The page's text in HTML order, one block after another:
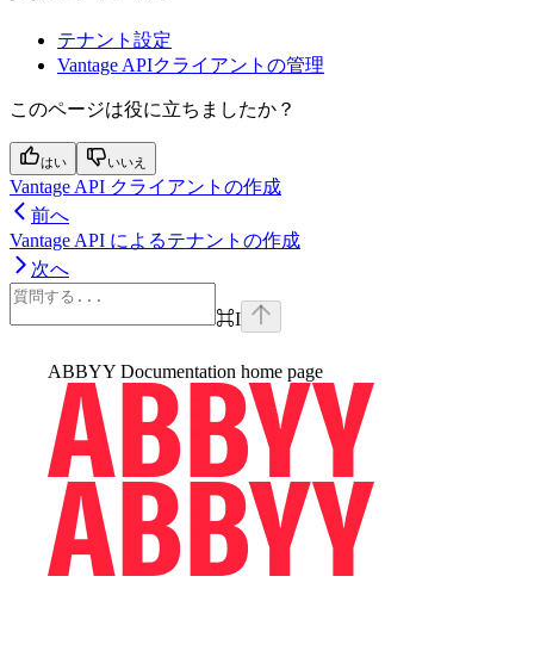
テナント設定
Vantage APIクライアントの管理
このページは役に立ちましたか？
はい いいえ
Vantage API クライアントの作成
前へ
Vantage API によるテナントの作成
次へ
⌘I
ABBYY Documentation home page